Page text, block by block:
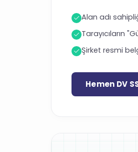
Alan adı
Tarayıcıların
Şirket resmi
Hemen DV